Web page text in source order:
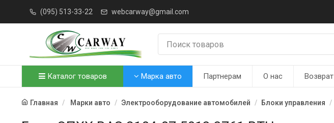
(095) 513-33-22 webcarway@gmail.com
Каталог товаров Марка авто Партнерам О нас Возврат
Главная Марки авто Электрооборудование автомобилей Блоки управления